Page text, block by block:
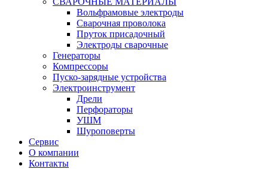
Вольфрамовые электроды
Сварочная проволока
Пруток присадочный
Электроды сварочные
Генераторы
Компрессоры
Пуско-зарядные устройства
Электроинструмент
Дрели
Перфораторы
УШМ
Шуроповерты
Сервис
О компании
Контакты